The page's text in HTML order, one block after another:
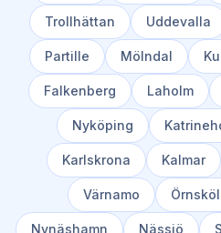
Trollhättan Uddevalla
Partille Mölndal
Falkenberg Laholm
Nyköping
Karlskrona Kalmar
Värnamo
Nynäshamn Nässjö